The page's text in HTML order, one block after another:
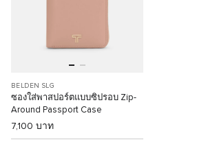
BELDEN SLG
ซองใส่พาสปอร์ตแบบซิปรอบ Zip-
Around Passport Case
7,100 บาท